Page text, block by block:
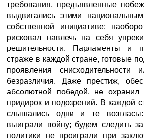
требования, предъявленные
выдвигались этими
собственной инициативе;
рисковал навлечь на себя
решительности. Парламенты и
страже в каждой стране, готовые
проявления снисходительности
безразличия. Даже престиж,
абсолютной победой, не охранил
придирок и подозрений. В каждой
слышались одни и те
выиграли войну; будем следить
политики не проиграли при